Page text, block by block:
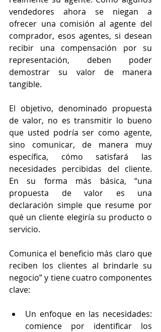
vendedores ahora se niegan a
ofrecer una comisión al agente del
comprador, esos agentes, si desean
recibir una compensación por su
representación, deben poder
demostrar su valor de manera
tangible.
El objetivo, denominado propuesta
de valor, no es transmitir lo bueno
que usted podría ser como agente,
sino comunicar, de manera muy
específica, cómo satisfará las
necesidades percibidas del cliente.
En su forma más básica, “una
propuesta de valor es una
declaración simple que resume por
qué un cliente elegiría su producto o
servicio.
Comunica el beneficio más claro que
reciben los clientes al brindarle su
negocio” y tiene cuatro componentes
clave:
Un enfoque en las necesidades:
comience por identificar los